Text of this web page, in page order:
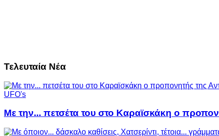
Τελευταία Νέα
UFO's
Με την... πετσέτα του στο Καραϊσκάκη ο